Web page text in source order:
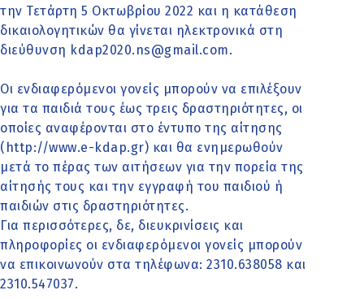
την Τετάρτη 5 Οκτωβρίου 2022 και η κατάθεση
δικαιολογητικών θα γίνεται ηλεκτρονικά στη
διεύθυνση kdap2020.ns@gmail.com.
Οι ενδιαφερόμενοι γονείς μπορούν να επιλέξουν
για τα παιδιά τους έως τρεις δραστηριότητες, οι
οποίες αναφέρονται στο έντυπο της αίτησης
(http://www.e-kdap.gr) και θα ενημερωθούν
μετά το πέρας των αιτήσεων για την πορεία της
αίτησής τους και την εγγραφή του παιδιού ή
παιδιών στις δραστηριότητες.
Για περισσότερες, δε, διευκρινίσεις και
πληροφορίες οι ενδιαφερόμενοι γονείς μπορούν
να επικοινωνούν στα τηλέφωνα: 2310.638058 και
2310.547037.